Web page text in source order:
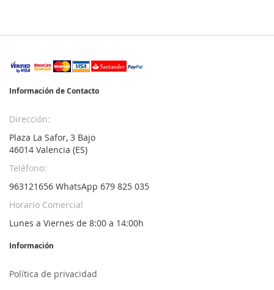
Información de Contacto
Dirección:
Plaza La Safor, 3 Bajo
46014 Valencia (ES)
Teléfono:
963121656 WhatsApp 679 825 035
Horario Comercial
Lunes a Viernes de 8:00 a 14:00h
Información
Política de privacidad